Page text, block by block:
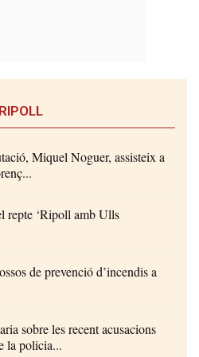
Miquel Noguer, assisteix a
repte ‘Ripoll amb Ulls
de prevenció d’incendis a
sobre les recent acusacions
la policia...